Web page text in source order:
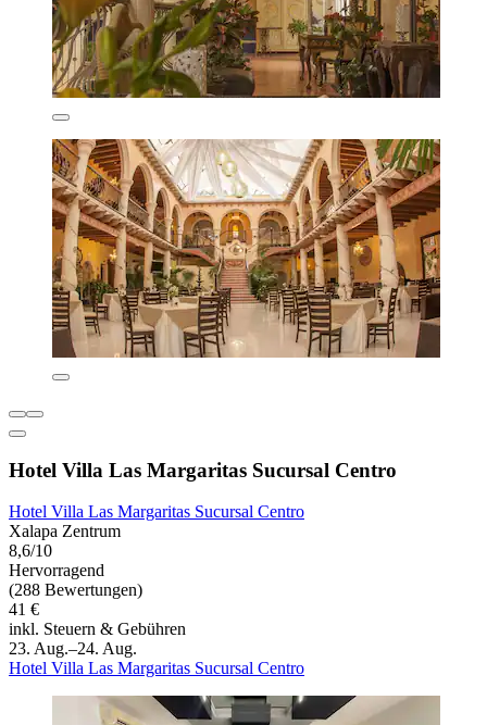
Hotel Villa Las Margaritas Sucursal Centro
Hotel Villa Las Margaritas Sucursal Centro
Xalapa Zentrum
8,6/10
Hervorragend
(288 Bewertungen)
41 €
inkl. Steuern & Gebühren
23. Aug.–24. Aug.
Hotel Villa Las Margaritas Sucursal Centro